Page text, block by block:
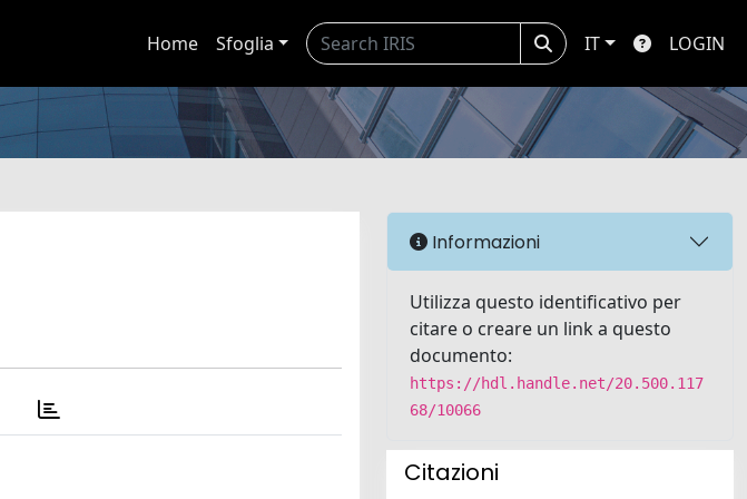
Home Sfoglia IT LOGIN
Informazioni
Utilizza questo identificativo per
citare o creare un link a questo
documento:
https://hdl.handle.net/20.500.117
68/10066
Citazioni